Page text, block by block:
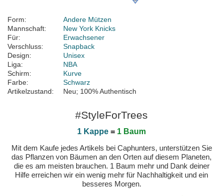
Form:
Andere Mützen
Mannschaft:
New York Knicks
Für:
Erwachsener
Verschluss:
Snapback
Design:
Unisex
Liga:
NBA
Schirm:
Kurve
Farbe:
Schwarz
Artikelzustand:
Neu; 100% Authentisch
#StyleForTrees
1 Kappe = 1 Baum
Mit dem Kaufe jedes Artikels bei Caphunters, unterstützen Sie
das Pflanzen von Bäumen an den Orten auf diesem Planeten,
die es am meisten brauchen. 1 Baum mehr und Dank deiner
Hilfe erreichen wir ein wenig mehr für Nachhaltigkeit und ein
besseres Morgen.